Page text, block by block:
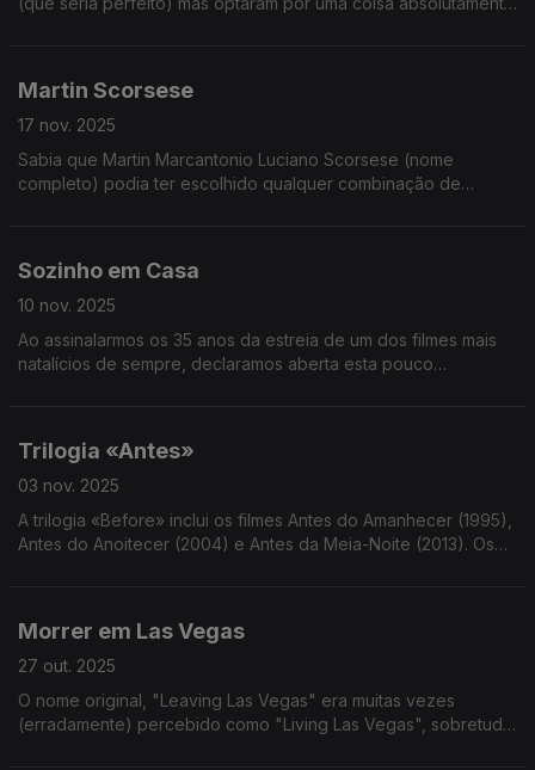
Martin Scorsese
17 nov. 2025
Sabia que Martin Marcantonio Luciano Scorsese (nome
completo) podia ter escolhido qualquer combinação de
Sozinho em Casa
10 nov. 2025
Ao assinalarmos os 35 anos da estreia de um dos filmes mais
natalícios de sempre, declaramos aberta esta pouco
Trilogia «Antes»
03 nov. 2025
A trilogia «Before» inclui os filmes Antes do Amanhecer (1995),
Antes do Anoitecer (2004) e Antes da Meia-Noite (2013). Os
Morrer em Las Vegas
27 out. 2025
O nome original, "Leaving Las Vegas" era muitas vezes
(erradamente) percebido como "Living Las Vegas", sobretudo